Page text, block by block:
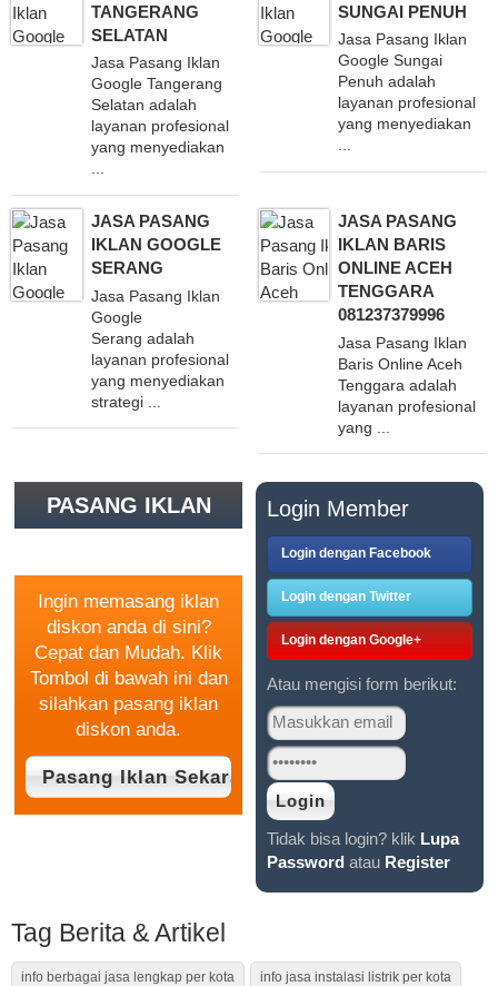
TANGERANG
SELATAN
Jasa Pasang Iklan
Google Tangerang
Selatan adalah
layanan profesional
yang menyediakan
...
SUNGAI PENUH
Jasa Pasang Iklan
Google Sungai
Penuh adalah
layanan profesional
yang menyediakan
...
JASA PASANG
IKLAN GOOGLE
SERANG
Jasa Pasang Iklan
Google
Serang adalah
layanan profesional
yang menyediakan
strategi ...
JASA PASANG
IKLAN BARIS
ONLINE ACEH
TENGGARA
081237379996
Jasa Pasang Iklan
Baris Online Aceh
Tenggara adalah
layanan profesional
yang ...
PASANG IKLAN
Ingin memasang iklan
diskon anda di sini?
Cepat dan Mudah. Klik
Tombol di bawah ini dan
silahkan pasang iklan
diskon anda.
Login Member
Login dengan Facebook
Login dengan Twitter
Login dengan Google+
Atau mengisi form berikut:
Tidak bisa login? klik Lupa
Passwordatau Register
Tag Berita & Artikel
info berbagai jasa lengkap per kota info jasa instalasi listrik per kota